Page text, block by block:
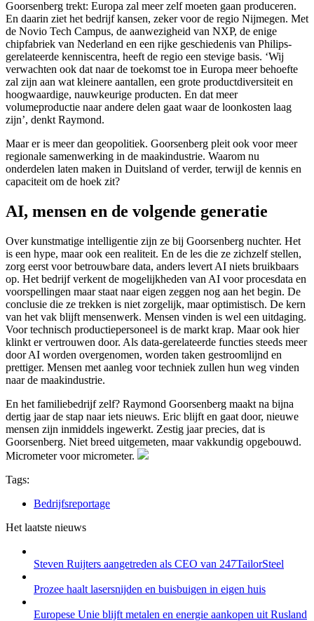
Goorsenberg trekt: Europa zal meer zelf moeten gaan produceren.
En daarin ziet het bedrijf kansen, zeker voor de regio Nijmegen. Met
de Novio Tech Campus, de aanwezigheid van NXP, de enige
chipfabriek van Nederland en een rijke geschiedenis van Philips-
gerelateerde kenniscentra, heeft de regio een stevige basis. ‘Wij
verwachten ook dat naar de toekomst toe in Europa meer behoefte
zal zijn aan wat kleinere aantallen, een grote productdiversiteit en
hoogwaardige, nauwkeurige producten. En dat meer
volumeproductie naar andere delen gaat waar de loonkosten laag
zijn’, denkt Raymond.
Maar er is meer dan geopolitiek. Goorsenberg pleit ook voor meer
regionale samenwerking in de maakindustrie. Waarom nu
onderdelen laten maken in Duitsland of verder, terwijl de kennis en
capaciteit om de hoek zit?
AI, mensen en de volgende generatie
Over kunstmatige intelligentie zijn ze bij Goorsenberg nuchter. Het
is een hype, maar ook een realiteit. En de les die ze zichzelf stellen,
zorg eerst voor betrouwbare data, anders levert AI niets bruikbaars
op. Het bedrijf verkent de mogelijkheden van AI voor procesdata en
voorspellingen maar staat naar eigen zeggen nog aan het begin. De
conclusie die ze trekken is niet zorgelijk, maar optimistisch. De kern
van het vak blijft mensenwerk. Mensen vinden is wel een uitdaging.
Voor technisch productiepersoneel is de markt krap. Maar ook hier
klinkt er vertrouwen door. Als data-gerelateerde functies steeds meer
door AI worden overgenomen, worden taken gestroomlijnd en
prettiger. Mensen met aanleg voor techniek zullen hun weg vinden
naar de maakindustrie.
En het familiebedrijf zelf? Raymond Goorsenberg maakt na bijna
dertig jaar de stap naar iets nieuws. Eric blijft en gaat door, nieuwe
mensen zijn inmiddels ingewerkt. Zestig jaar precies, dat is
Goorsenberg. Niet breed uitgemeten, maar vakkundig opgebouwd.
Micrometer voor micrometer.
Tags:
Bedrijfsreportage
Het laatste nieuws
Steven Ruijters aangetreden als CEO van 247TailorSteel
Prozee haalt lasersnijden en buisbuigen in eigen huis
Europese Unie blijft metalen en energie aankopen uit Rusland